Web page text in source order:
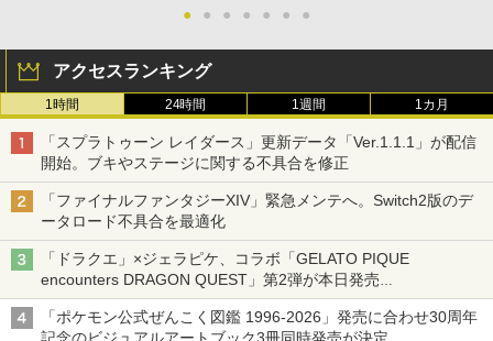
● ● ● ● ● ● ●
アクセスランキング
1時間 24時間 1週間 1カ月
「スプラトゥーン レイダース」更新データ「Ver.1.1.1」が配信
開始。ブキやステージに関する不具合を修正
「ファイナルファンタジーXIV」緊急メンテへ。Switch2版のデ
ータロード不具合を最適化
「ドラクエ」×ジェラピケ、コラボ「GELATO PIQUE
encounters DRAGON QUEST」第2弾が本日発売
アイスカップに入ったスライムやわたぼう、ベビーサタンなどが
オリジナルアートで登場
「ポケモン公式ぜんこく図鑑 1996-2026」発売に合わせ30周年